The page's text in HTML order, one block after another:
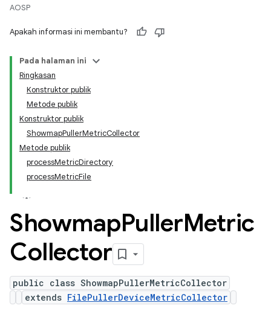
AOSP
Apakah informasi ini membantu?
Pada halaman ini
Ringkasan
Konstruktor publik
Metode publik
Konstruktor publik
ShowmapPullerMetricCollector
Metode publik
processMetricDirectory
processMetricFile
ShowmapPullerMetric
Collector
public class ShowmapPullerMetricCollector
extends FilePullerDeviceMetricCollector